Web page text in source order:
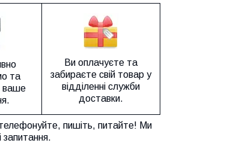
та
ваше
Ви оплачуєте та
забираєте свій товар у
відділенні служби
доставки.
пишіть, питайте! Ми
запитання.